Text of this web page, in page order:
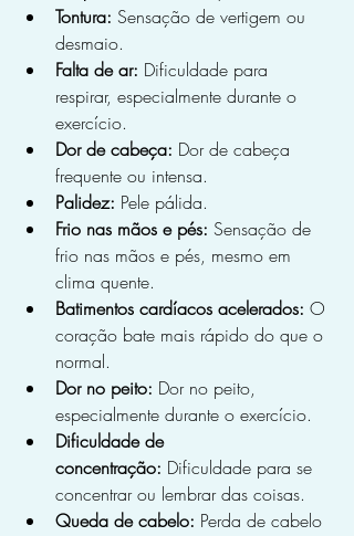
Tontura: Sensação de vertigem ou
desmaio.
Falta de ar: Dificuldade para
respirar, especialmente durante o
exercício.
Dor de cabeça: Dor de cabeça
frequente ou intensa.
Palidez: Pele pálida.
Frio nas mãos e pés: Sensação de
frio nas mãos e pés, mesmo em
clima quente.
Batimentos cardíacos acelerados: O
coração bate mais rápido do que o
normal.
Dor no peito: Dor no peito,
especialmente durante o exercício.
Dificuldade de
concentração: Dificuldade para se
concentrar ou lembrar das coisas.
Queda de cabelo: Perda de cabelo